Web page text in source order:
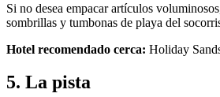
Si no desea empacar artículos
sombrillas y tumbonas de playa del
Hotel recomendado cerca: Holiday
5. La pista